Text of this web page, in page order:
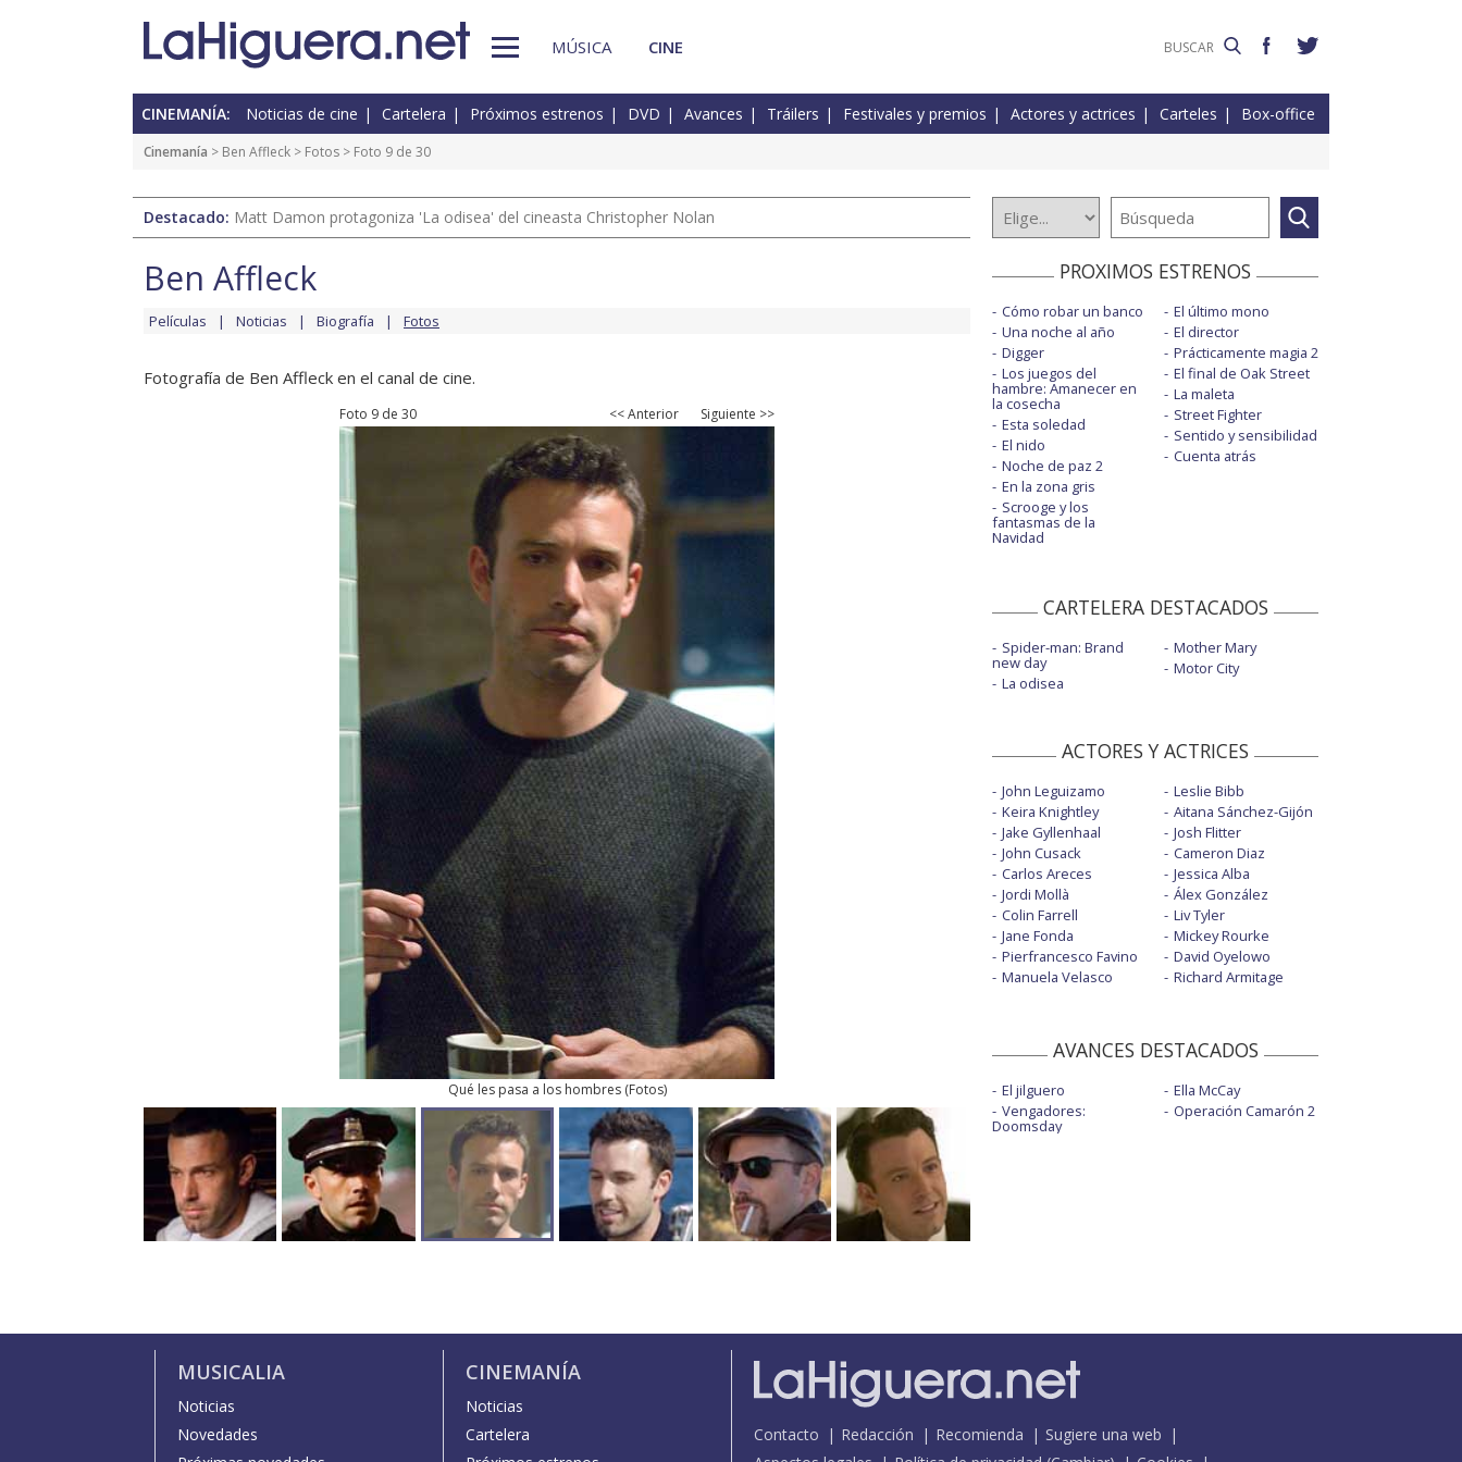
MÚSICA CINE
CINEMANÍA: Noticias de cine Cartelera Próximos estrenos DVD Avances Tráilers Festivales y premios Actores y actrices Carteles Box-office
Cinemanía > Ben Affleck > Fotos > Foto 9 de 30
Destacado: Matt Damon protagoniza 'La odisea' del cineasta Christopher Nolan
Ben Affleck
Películas Noticias Biografía Fotos
Fotografía de Ben Affleck en el canal de cine.
Foto 9 de 30 << Anterior Siguiente >>
Qué les pasa a los hombres(Fotos)
PROXIMOS ESTRENOS
Cómo robar un banco
Una noche al año
Digger
Los juegos del
hambre: Amanecer en
la cosecha
Esta soledad
El nido
Noche de paz 2
En la zona gris
Scrooge y los
fantasmas de la
Navidad
El último mono
El director
Prácticamente magia 2
El final de Oak Street
La maleta
Street Fighter
Sentido y sensibilidad
Cuenta atrás
CARTELERA DESTACADOS
Spider-man: Brand
new day
La odisea
Mother Mary
Motor City
ACTORES Y ACTRICES
John Leguizamo
Keira Knightley
Jake Gyllenhaal
John Cusack
Carlos Areces
Jordi Mollà
Colin Farrell
Jane Fonda
Pierfrancesco Favino
Manuela Velasco
Leslie Bibb
Aitana Sánchez-Gijón
Josh Flitter
Cameron Diaz
Jessica Alba
Álex González
Liv Tyler
Mickey Rourke
David Oyelowo
Richard Armitage
AVANCES DESTACADOS
El jilguero
Vengadores:
Doomsday
Ella McCay
Operación Camarón 2
MUSICALIA
Noticias
Novedades
CINEMANÍA
Noticias
Cartelera
Contacto Redacción Recomienda
Sugiere una web